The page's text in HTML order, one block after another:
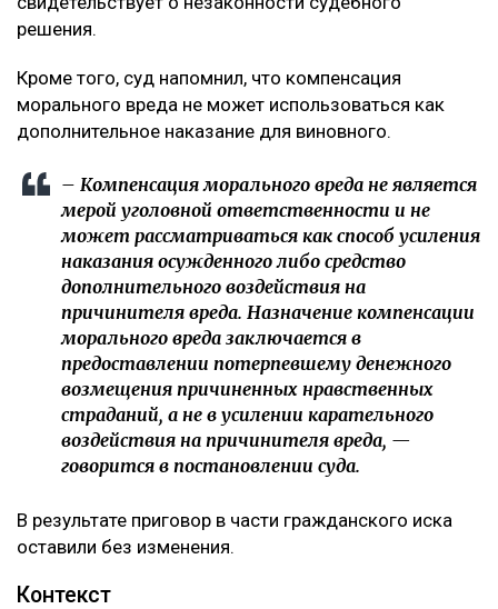
решения.
Кроме того, суд напомнил, что компенсация
морального вреда не может использоваться как
дополнительное наказание для виновного.
– Компенсация морального вреда не является
мерой уголовной ответственности и не
может рассматриваться как способ усиления
наказания осужденного либо средство
дополнительного воздействия на
причинителя вреда. Назначение компенсации
морального вреда заключается в
предоставлении потерпевшему денежного
возмещения причиненных нравственных
страданий, а не в усилении карательного
воздействия на причинителя вреда, —
говорится в постановлении суда.
В результате приговор в части гражданского иска
оставили без изменения.
Контекст